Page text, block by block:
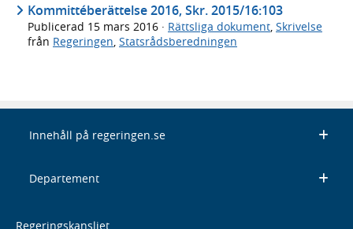
Kommittéberättelse 2016, Skr. 2015/16:103
Publicerad 15 mars 2016 · Rättsliga dokument, Skrivelse
från Regeringen, Statsrådsberedningen
Innehåll på regeringen.se
Departement
Regeringskansliet